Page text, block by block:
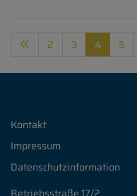
2 3 4 5
Kontakt
Impressum
Datenschutzinformation